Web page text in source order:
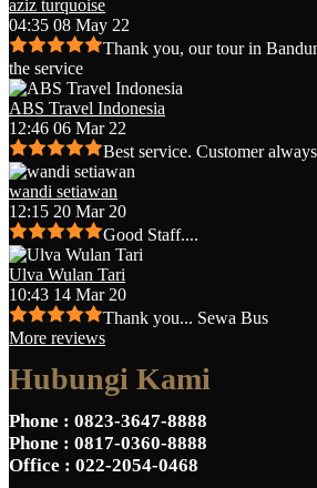
aziz turquoise
04:35 08 May 22
Thank you, our tour in
the service
ABS Travel Indonesia
12:46 06 Mar 22
Best service. Customer
wandi setiawan
12:15 20 Mar 20
Good Staff....
Ulva Wulan Tari
10:43 14 Mar 20
Thank you... Sewa Bus
More reviews
Hubungi Kami
Phone : 0823-3647-8888
Phone : 0817-0360-8888
Office : 022-2054-0468